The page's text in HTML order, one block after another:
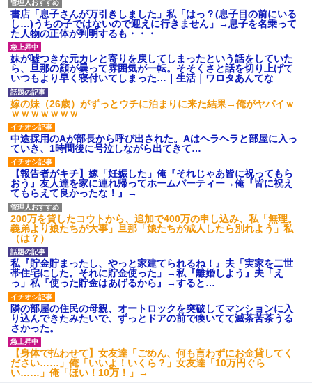
【GJ!】会社から帰宅中、広い駐車場にエンジンかけっ放し
の車を発見。しかも「ヒィ～」みたいな声も聞こえてきた
ので気になって近寄ったら女の子がおっさんの下敷きにな
ってた
生保レディと行為する為に駆け引きしてみた結果ｗｗｗｗ
ｗｗｗｗｗｗｗｗ
出張中の旦那から『フリンしやがって、このクズ』と電話
が。私「本当に家まで来たの？証拠は？」旦那「俺の言葉
が信じられないのか！」→ 離婚後
10年ほど前、息子がまだ年中だった時に離婚したんだけ
ど、一昨年の暮れに突然息子が職場を訪ねてきた。
彼女(37)の情欲がえげつない件ｗｗｗｗｗｗｗ
200万を貸したコウトから、追加で400万の申し込み、私
「無理。義弟より娘たちが大事」旦那「娘たちが成人した
ら別れよう」私（は？）
童貞俺、宅飲みした女友達2人を家に泊めた結果ｗｗｗｗｗ
ｗ
【考察】兄嫁急死の1年後、兄が引越すというので手伝いに
書店「息子さんが万引きしました」私「はっ？(息子目の前にいる
し…)うちの子ではないので迎えに行きません」→息子を名乗って
た人物の正体が判明するも・・・
妹が嘘つきな元カレと寄りを戻してしまったという話をしていた
ら、旦那の顔が曇って雰囲気が一転。そそくさと話を切り上げて
いつもより早く寝付いてしまった…｜生活｜ワロタあんてな
嫁の妹（26歳）がずっとウチに泊まりに来た結果→俺がヤバイｗ
ｗｗｗｗｗｗｗ
中途採用のAが部長から呼び出された。Aはヘラヘラと部屋に入っ
ていき、1時間後に号泣しながら出てきて…
【報告者がキチ】嫁「妊娠した」俺『それじゃあ皆に祝ってもら
おう』友人達を家に連れ帰ってホームパーティー→俺『皆に祝え
てもらえて良かったな！』→
200万を貸したコウトから、追加で400万の申し込み、私「無理。
義弟より娘たちが大事」旦那「娘たちが成人したら別れよう」私
（は？）
私『貯金貯まったし、やっと家建てられるね！』夫「実家を二世
帯住宅にした。それに貯金使った」→私『離婚しよう』夫「え
っ」私『使った貯金はあげるから』→すると…
隣の部屋の住民の母親、オートロックを突破してマンションに入
り込んできたみたいで、ずっとドアの前で喚いてて滅茶苦茶うる
さかった。
【身体で払わせて】女友達「ごめん、何も言わずにお金貸してく
ださい……」俺「いいよ！いくら？」女友達「10万円ぐら
い……」俺「ほい！10万！」→